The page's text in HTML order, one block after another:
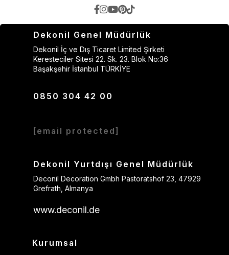
Dekonil Genel Müdürlük
Dekonil İç ve Dış Ticaret Limited Şirketi
Keresteciler Sitesi 22. Sk. 23. Blok No:36
Başakşehir İstanbul TÜRKİYE
0850 304 42 00
[email protected]
Dekonil Yurtdışı Genel Müdürlük
Deconil Decoration Gmbh Pastoratshof 23, 47929
Grefrath, Almanya
www.deconil.de
Kurumsal